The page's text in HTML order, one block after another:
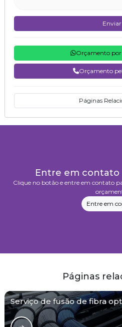
Enviar
Orçamento
Orçamento
Páginas
Entre em contato
Clique no botão e entre em contato
Entre em
Páginas
Serviço de fusão de fibra